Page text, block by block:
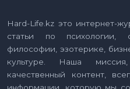
Hard-Life.kz это интернет-
статьи по психологии,
философии, эзотерике,
культуре. Наша миссия,
качественный контент,
информации, которую мы